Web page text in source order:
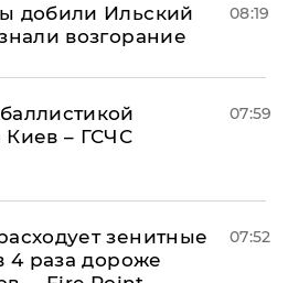
добили Ильский
возгорание
08:19
Киев – ГСЧС
07:59
зенитные
4 раза дороже
07:52